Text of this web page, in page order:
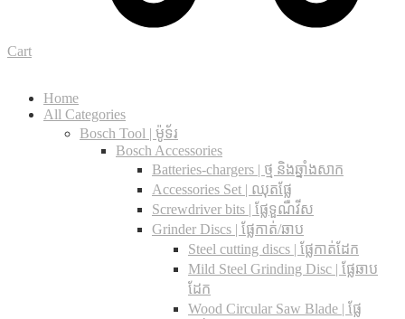
Cart
Home
All Categories
Bosch Tool | ម៉ូទ័រ
Bosch Accessories
Batteries-chargers | ថ្ម និងឆ្នាំងសាក
Accessories Set | ឈុតផ្លែ
Screwdriver bits | ផ្លែទួណឺវីស
Grinder Discs |​ ផ្លែកាត់/ឆាប
Steel cutting discs |​ ផ្លែកាត់ដែក
Mild Steel Grinding Disc | ផ្លែឆាប
ដែក
Wood Circular Saw Blade | ផ្លែ